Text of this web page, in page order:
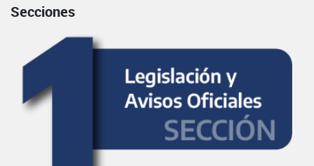
Secciones